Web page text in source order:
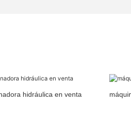
hidráulica en venta